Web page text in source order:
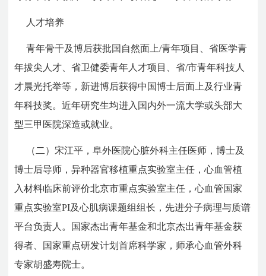
人才培养
青年骨干及博后获批国自然面上/青年项目、省医学青
年拔尖人才、省卫健委青年人才项目、省/市青年科技人
才晨光托举等，新进博后获得中国博士后面上及行业青
年科技奖。近年研究生均进入国内外一流大学或头部大
型三甲医院深造或就业。
（二）宋江平，阜外医院心脏外科主任医师，博士及
博士后导师，异种器官移植重点实验室主任，心血管植
入材料临床前评价北京市重点实验室主任，心血管国家
重点实验室PI及心肌病课题组组长，先进分子病理与质谱
平台负责人。国家杰出青年基金和北京杰出青年基金获
得者、国家重点研发计划首席科学家，师承心血管外科
专家胡盛寿院士。